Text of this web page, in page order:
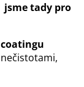
jsme tady pro